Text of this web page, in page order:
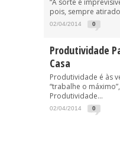
“A sorte é
pois, sempre
02/04/2014 0
Produtividade
Casa
Produtividade é às
“trabalhe o
Produtividade...
02/04/2014 0